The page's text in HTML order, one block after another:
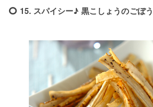
15. スパイシー♪ 黒こしょうのごぼ